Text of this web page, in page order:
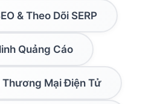
& Theo Dõi SERP
Quảng Cáo
Thương Mại Điện Tử